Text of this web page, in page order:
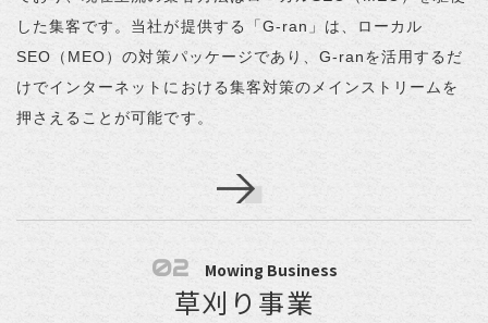
した集客です。当社が提供する「G-ran」は、ローカル
SEO（MEO）の対策パッケージであり、G-ranを活用するだ
けでインターネットにおける集客対策のメインストリームを
押さえることが可能です。
02 Mowing Business
草刈り事業